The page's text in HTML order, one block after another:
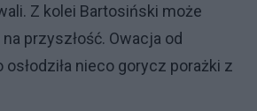
Z kolei Bartosiński może
przyszłość. Owacja od
nieco gorycz porażki z